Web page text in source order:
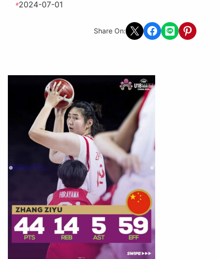
#2024-07-01
Share On: Share on X Share on Facebook
Share on LINEShare on